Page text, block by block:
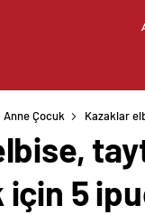
Anne Çocuk Kazaklar
5